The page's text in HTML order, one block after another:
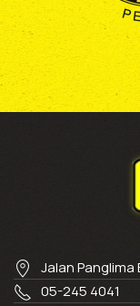
Jalan Panglima
05-245 4041